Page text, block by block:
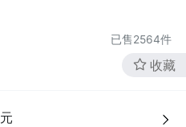
已售2564件
收藏
元